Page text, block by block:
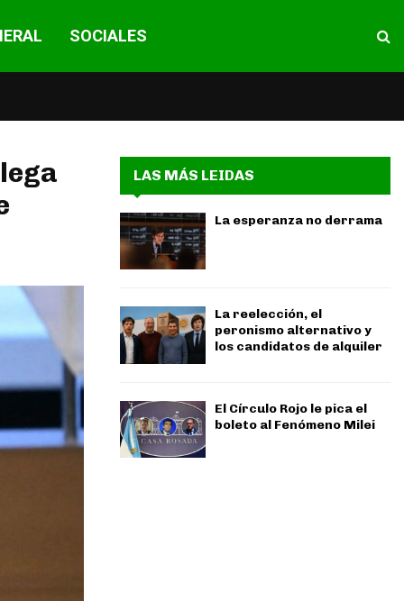
SOCIALES
LAS MÁS LEIDAS
La esperanza no derrama
La reelección, el
peronismo alternativo y
los candidatos de alquiler
El Círculo Rojo le pica el
boleto al Fenómeno Milei